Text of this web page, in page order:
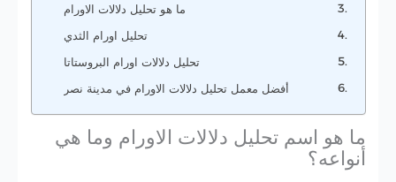
ما هو تحليل دلالات الاورام
تحليل اورام الثدي
تحليل دلالات اورام البروستاتا
ما هو اسم تحليل دلالات الاورام وما هي
أنواعه؟